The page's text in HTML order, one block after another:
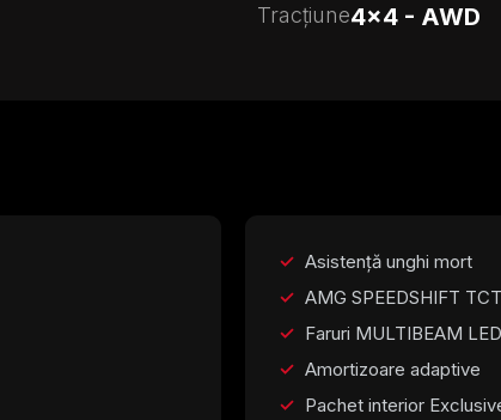
Tracțiune4x4 - AWD
Asistență unghi mort
AMG SPEEDSHIFT
Faruri MULTIBEAM LED
Amortizoare adaptive
Pachet interior